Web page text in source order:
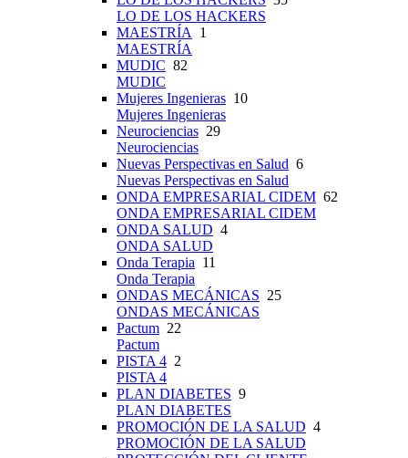
LO DE LOS HACKERS
MAESTRÍA
1
MAESTRÍA
MUDIC 82
MUDIC
Mujeres Ingenieras 10
Mujeres Ingenieras
Neurociencias 29
Neurociencias
Nuevas Perspectivas en Salud 6
Nuevas Perspectivas en Salud
ONDA EMPRESARIAL CIDEM 62
ONDA EMPRESARIAL CIDEM
ONDA SALUD 4
ONDA SALUD
Onda Terapia 11
Onda Terapia
ONDAS MECÁNICAS 25
ONDAS MECÁNICAS
Pactum 22
Pactum
PISTA 4 2
PISTA 4
PLAN DIABETES 9
PLAN DIABETES
PROMOCIÓN DE LA SALUD 4
PROMOCIÓN DE LA SALUD